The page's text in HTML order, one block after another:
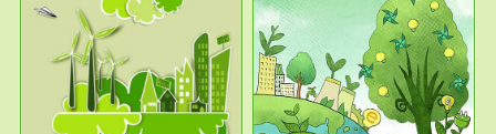
服务范围
园区环保管家
2016 年 4 月，环保部下发《关